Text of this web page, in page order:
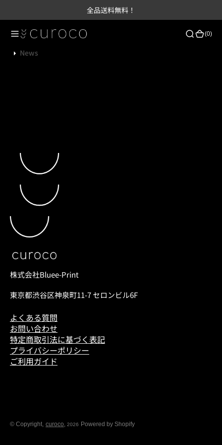
全品送料無料！
(0)(0)
News
株式会社Bluee-Print
東京都渋谷区神泉町11-7 セロンビル6F
よくある質問
お問い合わせ
特定商取引法に基づく表記
プライバシーポリシー
ご利用ガイド
© Copyright, curoco, 2026 Powered by Shopify